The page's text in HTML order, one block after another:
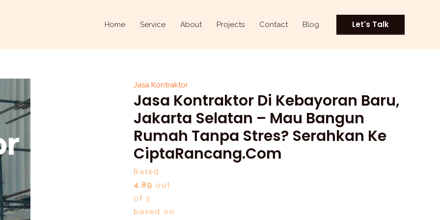
Home Service About Projects Contact Blog Let's Talk
Jasa Kontraktor
Jasa Kontraktor Di Kebayoran Baru,
Jakarta Selatan – Mau Bangun
Rumah Tanpa Stres? Serahkan Ke
CiptaRancang.com
Rated
4.89 out
of 5
based on
Selatan
Mau
bangun
rumah
tanpa
stres?
ke
CiptaRancang.com